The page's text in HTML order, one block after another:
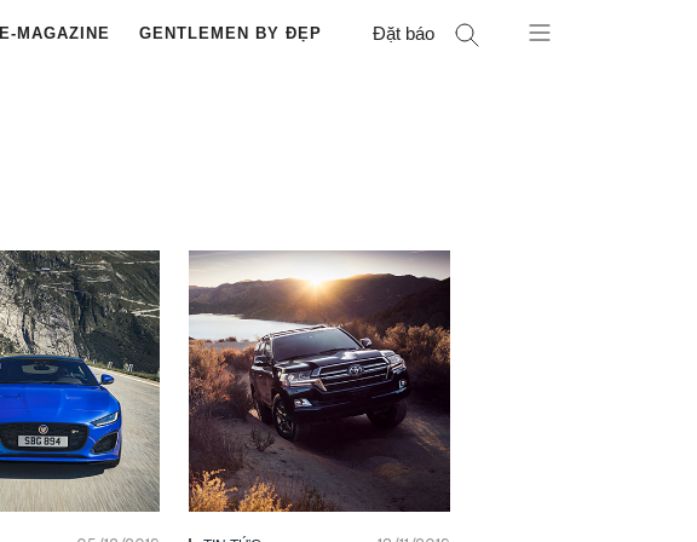
E-MAGAZINE GENTLEMEN BY ĐẸP Đặt báo